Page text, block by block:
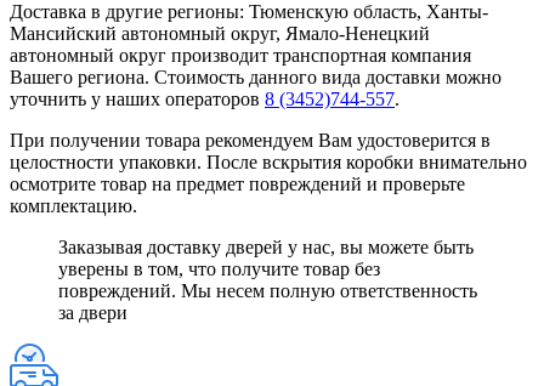
Доставка в другие регионы: Тюменскую область, Ханты-
Мансийский автономный округ, Ямало-Ненецкий
автономный округ производит транспортная компания
Вашего региона. Стоимость данного вида доставки можно
уточнить у наших операторов 8 (3452)744-557.
При получении товара рекомендуем Вам удостоверится в
целостности упаковки. После вскрытия коробки внимательно
осмотрите товар на предмет повреждений и проверьте
комплектацию.
Заказывая доставку дверей у нас, вы можете быть
уверены в том, что получите товар без
повреждений. Мы несем полную ответственность
за двери